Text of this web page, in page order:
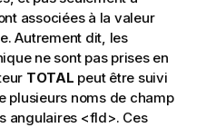
associées à la valeur
Autrement dit, les
ne sont pas prises en
TOTAL peut être suivi
plusieurs noms de champ
angulaires <fld>. Ces